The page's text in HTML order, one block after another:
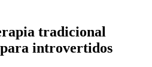
tradicional
introvertidos